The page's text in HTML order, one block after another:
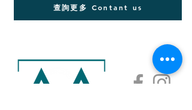
查詢更多 Contant us
AGA ACADEMY